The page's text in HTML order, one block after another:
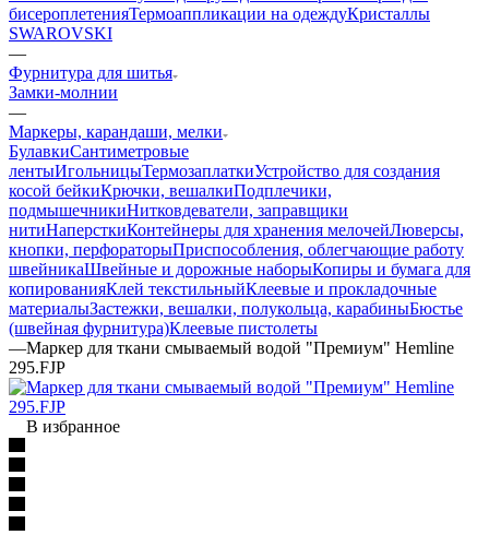
бисероплетенияТермоаппликации на одеждуКристаллы
SWAROVSKI
—
Фурнитура для шитья
Замки-молнии
—
Маркеры, карандаши, мелки
БулавкиСантиметровые
лентыИгольницыТермозаплаткиУстройство для создания
косой бейкиКрючки, вешалкиПодплечики,
подмышечникиНитковдеватели, заправщики
нитиНаперсткиКонтейнеры для хранения мелочейЛюверсы,
кнопки, перфораторыПриспособления, облегчающие работу
швейникаШвейные и дорожные наборыКопиры и бумага для
копированияКлей текстильныйКлеевые и прокладочные
материалыЗастежки, вешалки, полукольца, карабиныБюстье
(швейная фурнитура)Клеевые пистолеты
—Маркер для ткани смываемый водой "Премиум" Hemline
295.FJP
В избранное